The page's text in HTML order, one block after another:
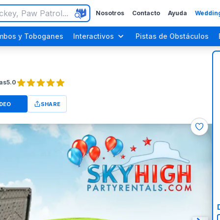
Nosotros Contacto Ayuda
y Toboganes Interactivos Pistas de Obstáculos
5.0
SHARE